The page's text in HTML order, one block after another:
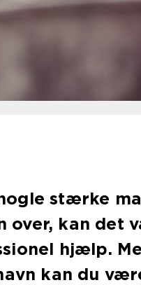
stærke
over, kan det
hjælp.
kan du